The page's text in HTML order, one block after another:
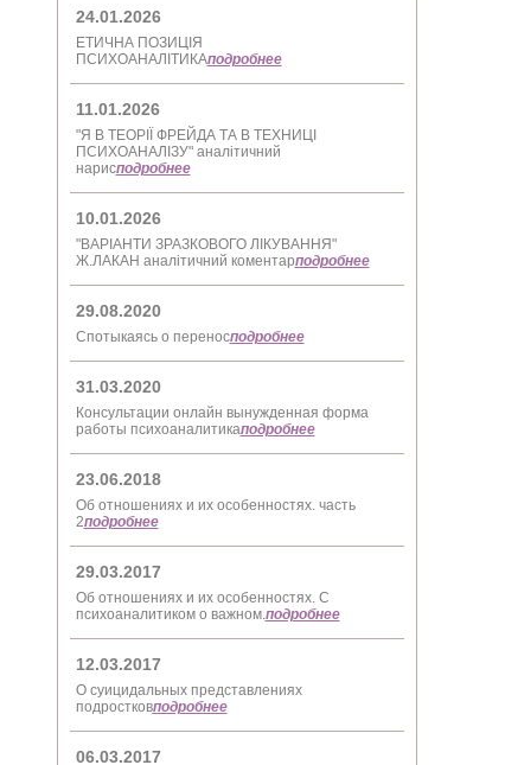
24.01.2026
ЕТИЧНА ПОЗИЦІЯ
ПСИХОАНАЛІТИКАподробнее
11.01.2026
"Я В ТЕОРІЇ ФРЕЙДА ТА В ТЕХНИЦІ
ПСИХОАНАЛІЗУ" аналітичний
нарисподробнее
10.01.2026
"ВАРІАНТИ ЗРАЗКОВОГО ЛІКУВАННЯ"
Ж.ЛАКАН аналітичний коментарподробнее
29.08.2020
Спотыкаясь о переносподробнее
31.03.2020
Консультации онлайн вынужденная форма
работы психоаналитикаподробнее
23.06.2018
Об отношениях и их особенностях. часть
2подробнее
29.03.2017
Об отношениях и их особенностях. С
психоаналитиком о важном.подробнее
12.03.2017
О суицидальных представлениях
подростковподробнее
06.03.2017